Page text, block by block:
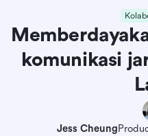
komunikasi
Jess Cheung